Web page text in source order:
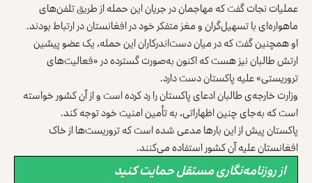
عملیات نجات گفت که مهاجمان در جریان این حمله از طریق تلفن‌های
ماهواره‌ای با تسهیل‌گران و مغز متفکر خود در افغانستان در ارتباط بودند.
او همچنین گفت که در میان دست‌اندرکاران این حمله، یک عضو پیشین
ارتش طالبان نیز هست که اکنون به‌صورت گسترده در «فعالیت‌های
تروریستی» علیه پاکستان دست دارد.
وزارت خارجه‌ی طالبان ادعای پاکستان را رد کرده است و از آن کشور خواسته
است که به‌جای چنین اظهاراتی، به تأمین امنیت خود توجه کند.
پاکستان پیش از این بارها مدعی شده است که تروریست‌ها از خاک
افغانستان علیه آن کشور استفاده می‌کنند.
از روزنامه‌نگاری مستقل حمایت کنید